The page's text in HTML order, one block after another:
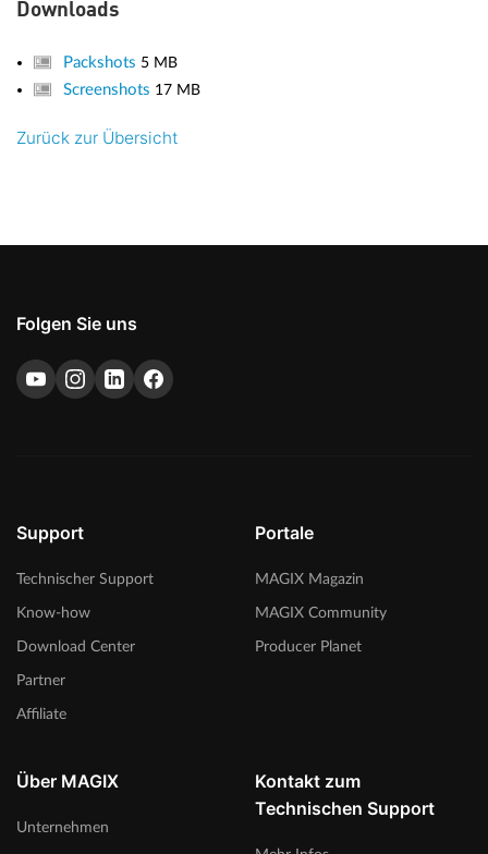
Downloads
Packshots 5 MB
Screenshots 17 MB
Zurück zur Übersicht
Folgen Sie uns
Support
Technischer Support
Know-how
Download Center
Partner
Affiliate
Portale
MAGIX Magazin
MAGIX Community
Producer Planet
Über MAGIX
Unternehmen
Kontakt zum
Technischen Support